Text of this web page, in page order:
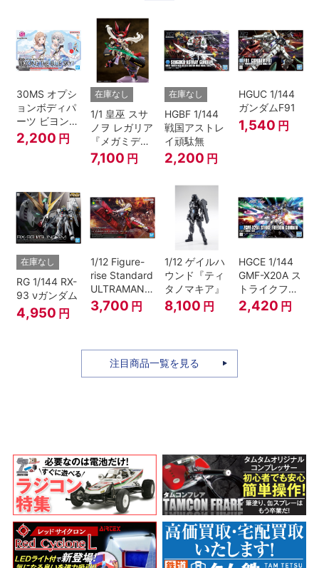
30MS オプシ
ョンボディパ
ーツ ビヨンド
ザブルースカ
イ1[カラーA]
2,200 円
在庫なし
1/1 皇巫 スサ
ノヲ レガリア
『メガミデバ
イス』
7,100 円
在庫なし
HGBF 1/144
戦国アストレ
イ頑駄無
2,200 円
HGUC 1/144
ガンダムF91
1,540 円
在庫なし
RG 1/144 RX-
93 νガンダム
4,950 円
1/12 Figure-
rise Standard
ULTRAMAN
SUIT ZERO
〈SC仕様〉
3,700 円
1/12 ゲイルハ
ウンド『ティ
タノマキア』
8,100 円
HGCE 1/144
GMF-X20A ス
トライクフリ
ーダムガンダ
ム
2,420 円
注目商品一覧を見る